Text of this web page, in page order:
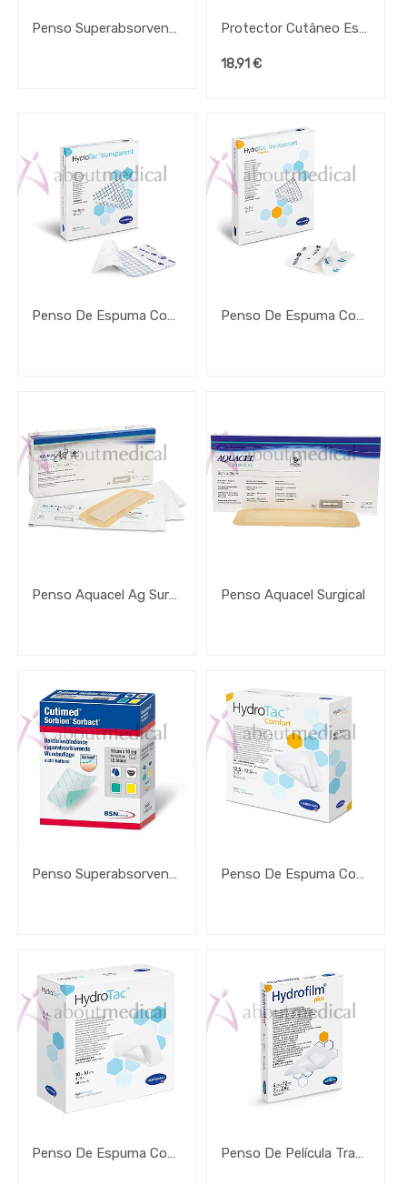
Penso Superabsorvente Convamax Não Aderente Protector Cutâneo Esenta
18,91 €
Penso De Espuma Com Hidrogel Hydrotac Transparent Penso De Espuma Com Hidrogel Hydrotac Transparent Comfort
Penso Aquacel Ag Surgical Penso Aquacel Surgical
Penso Superabsorvente Cutimed Sorbion Sorbact Penso De Espuma Com Hidrogel Hydrotac Comfort
Penso De Espuma Com Hidrogel Hydrotac Penso De Película Transparente Autoadesivo Hydrofilm Plus